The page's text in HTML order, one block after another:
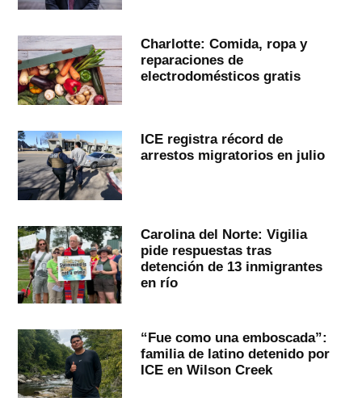
Charlotte: Comida, ropa y
reparaciones de
electrodomésticos gratis
ICE registra récord de
arrestos migratorios en julio
Carolina del Norte: Vigilia
pide respuestas tras
detención de 13 inmigrantes
en río
“Fue como una emboscada”:
familia de latino detenido por
ICE en Wilson Creek